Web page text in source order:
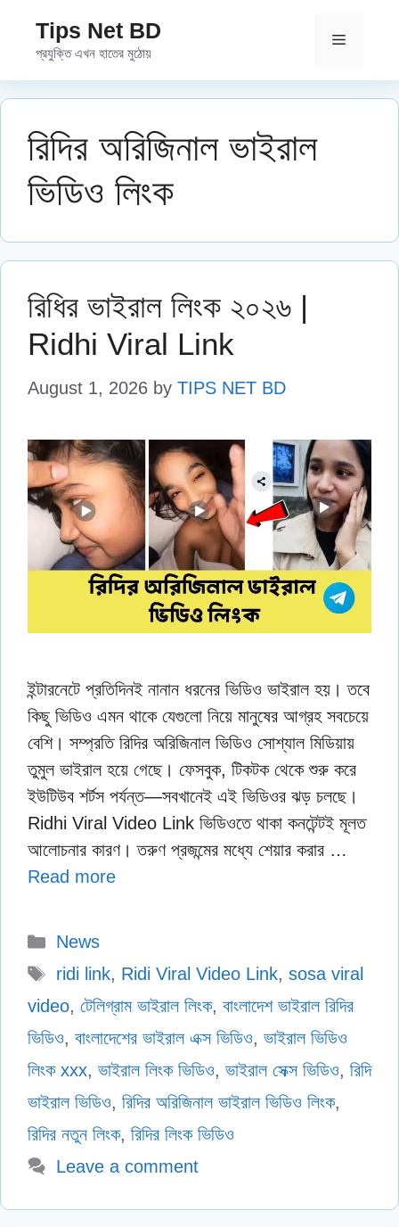
content
Tips Net BD
প্রযুক্তি এখন হাতের মুঠোয়
Menu
রিদির অরিজিনাল ভাইরাল
ভিডিও লিংক
রিধির ভাইরাল লিংক ২০২৬ |
Ridhi Viral Link
August 1, 2026 by TIPS NET BD
ইন্টারনেটে প্রতিদিনই নানান ধরনের ভিডিও ভাইরাল হয়। তবে
কিছু ভিডিও এমন থাকে যেগুলো নিয়ে মানুষের আগ্রহ সবচেয়ে
বেশি। সম্প্রতি রিদির অরিজিনাল ভিডিও সোশ্যাল মিডিয়ায়
তুমুল ভাইরাল হয়ে গেছে। ফেসবুক, টিকটক থেকে শুরু করে
ইউটিউব শর্টস পর্যন্ত—সবখানেই এই ভিডিওর ঝড় চলছে।
Ridhi Viral Video Link ভিডিওতে থাকা কনটেন্টই মূলত
আলোচনার কারণ। তরুণ প্রজন্মের মধ্যে শেয়ার করার …
Read more
Categories
News
Tags
ridi link, Ridi Viral Video Link, sosa viral
video, টেলিগ্রাম ভাইরাল লিংক, বাংলাদেশ ভাইরাল রিদির
ভিডিও, বাংলাদেশের ভাইরাল এক্স ভিডিও, ভাইরাল ভিডিও
লিংক xxx, ভাইরাল লিংক ভিডিও, ভাইরাল সেক্স ভিডিও, রিদি
ভাইরাল ভিডিও, রিদির অরিজিনাল ভাইরাল ভিডিও লিংক,
রিদির নতুন লিংক, রিদির লিংক ভিডিও
Leave a comment